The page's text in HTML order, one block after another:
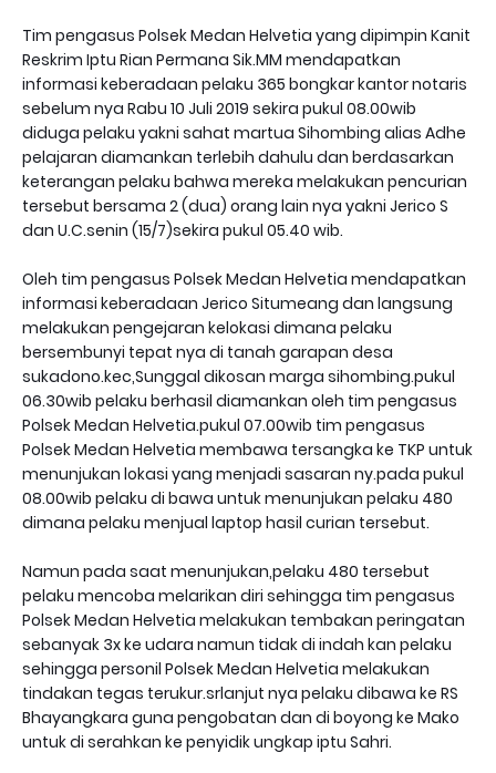
Tim pengasus Polsek Medan Helvetia yang dipimpin Kanit
Reskrim Iptu Rian Permana Sik.MM mendapatkan
informasi keberadaan pelaku 365 bongkar kantor notaris
sebelum nya Rabu 10 Juli 2019 sekira pukul 08.00wib
diduga pelaku yakni sahat martua Sihombing alias Adhe
pelajaran diamankan terlebih dahulu dan berdasarkan
keterangan pelaku bahwa mereka melakukan pencurian
tersebut bersama 2 (dua) orang lain nya yakni Jerico S
dan U.C.senin (15/7)sekira pukul 05.40 wib.
Oleh tim pengasus Polsek Medan Helvetia mendapatkan
informasi keberadaan Jerico Situmeang dan langsung
melakukan pengejaran kelokasi dimana pelaku
bersembunyi tepat nya di tanah garapan desa
sukadono.kec,Sunggal dikosan marga sihombing.pukul
06.30wib pelaku berhasil diamankan oleh tim pengasus
Polsek Medan Helvetia.pukul 07.00wib tim pengasus
Polsek Medan Helvetia membawa tersangka ke TKP untuk
menunjukan lokasi yang menjadi sasaran ny.pada pukul
08.00wib pelaku di bawa untuk menunjukan pelaku 480
dimana pelaku menjual laptop hasil curian tersebut.
Namun pada saat menunjukan,pelaku 480 tersebut
pelaku mencoba melarikan diri sehingga tim pengasus
Polsek Medan Helvetia melakukan tembakan peringatan
sebanyak 3x ke udara namun tidak di indah kan pelaku
sehingga personil Polsek Medan Helvetia melakukan
tindakan tegas terukur.srlanjut nya pelaku dibawa ke RS
Bhayangkara guna pengobatan dan di boyong ke Mako
untuk di serahkan ke penyidik ungkap iptu Sahri.